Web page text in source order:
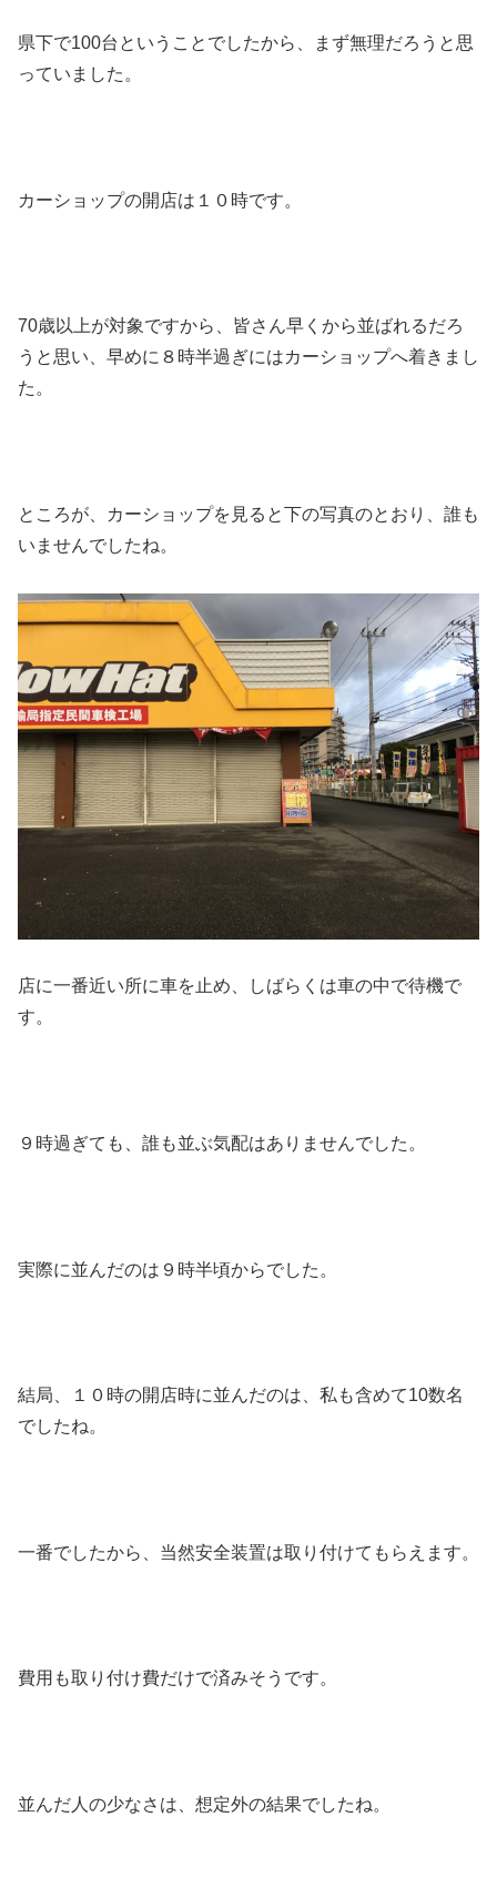
県下で100台ということでしたから、まず無理だろうと思
っていました。
カーショップの開店は１０時です。
70歳以上が対象ですから、皆さん早くから並ばれるだろ
うと思い、早めに８時半過ぎにはカーショップへ着きまし
た。
ところが、カーショップを見ると下の写真のとおり、誰も
いませんでしたね。
店に一番近い所に車を止め、しばらくは車の中で待機で
す。
９時過ぎても、誰も並ぶ気配はありませんでした。
実際に並んだのは９時半頃からでした。
結局、１０時の開店時に並んだのは、私も含めて10数名
でしたね。
一番でしたから、当然安全装置は取り付けてもらえます。
費用も取り付け費だけで済みそうです。
並んだ人の少なさは、想定外の結果でしたね。